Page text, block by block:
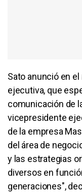
Sato anunció en
ejecutiva, que
comunicación de
vicepresidente
de la empresa
del área de
y las estrategias
diversos en
generaciones",